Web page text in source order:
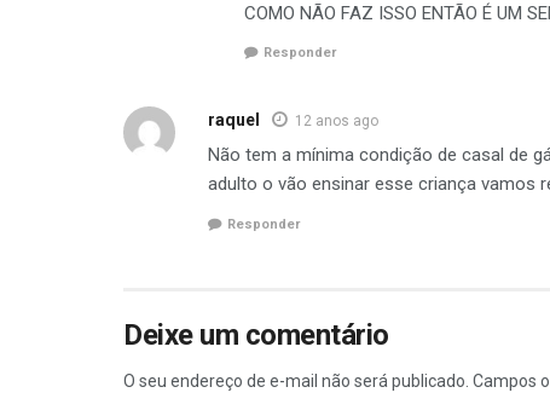
COMO NÃO FAZ ISSO ENTÃO É UM
Responder
raquel 12 anos ago
Não tem a mínima condição de casal de
adulto o vão ensinar esse criança vamos
Responder
Deixe um comentário
O seu endereço de e-mail não será publicado. Campos